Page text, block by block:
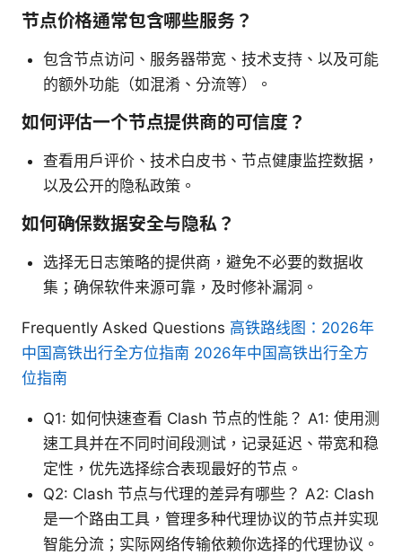
节点价格通常包含哪些服务？
包含节点访问、服务器带宽、技术支持、以及可能
的额外功能（如混淆、分流等）。
如何评估一个节点提供商的可信度？
查看用户评价、技术白皮书、节点健康监控数据，
以及公开的隐私政策。
如何确保数据安全与隐私？
选择无日志策略的提供商，避免不必要的数据收
集；确保软件来源可靠，及时修补漏洞。
Frequently Asked Questions 高铁路线图：2026年
中国高铁出行全方位指南 2026年中国高铁出行全方
位指南
Q1: 如何快速查看 Clash 节点的性能？ A1: 使用测
速工具并在不同时间段测试，记录延迟、带宽和稳
定性，优先选择综合表现最好的节点。
Q2: Clash 节点与代理的差异有哪些？ A2: Clash
是一个路由工具，管理多种代理协议的节点并实现
智能分流；实际网络传输依赖你选择的代理协议。